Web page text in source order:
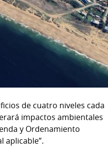
de cuatro niveles cada
impactos ambientales
y Ordenamiento
aplicable”.